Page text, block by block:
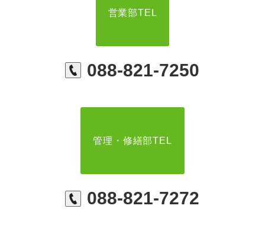
営業部TEL
088-821-7250
管理・修繕部TEL
088-821-7272